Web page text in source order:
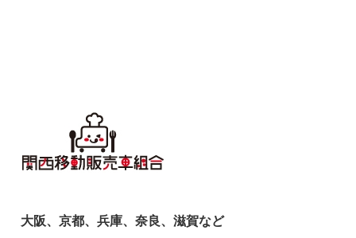
大阪、京都、兵庫、奈良、滋賀など